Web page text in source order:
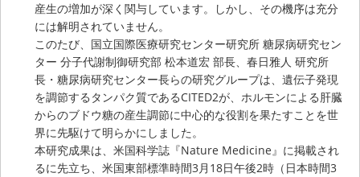
産生の増加が深く関与しています。しかし、その機序は充分
には解明されていません。
このたび、国立国際医療研究センター研究所 糖尿病研究セン
ター 分子代謝制御研究部 松本道宏 部長、春日雅人 研究所
長・糖尿病研究センター長らの研究グループは、遺伝子発現
を調節するタンパク質であるCITED2が、ホルモンによる肝臓
からのブドウ糖の産生調節に中心的な役割を果たすことを世
界に先駆けて明らかにしました。
本研究成果は、米国科学誌『Nature Medicine』に掲載され
るに先立ち、米国東部標準時間3月18日午後2時（日本時間3